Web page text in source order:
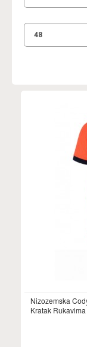
Nizozemska
Kratak